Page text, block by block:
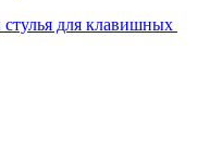
стулья для клавишных